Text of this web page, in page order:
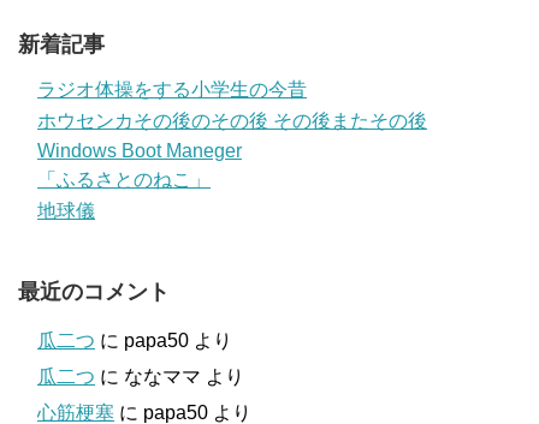
新着記事
ラジオ体操をする小学生の今昔
ホウセンカその後のその後 その後またその後
Windows Boot Maneger
「ふるさとのねこ」
地球儀
最近のコメント
瓜二つ に papa50 より
瓜二つ に ななママ より
心筋梗塞 に papa50 より